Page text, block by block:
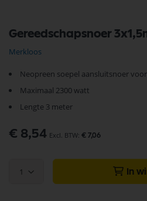
Gereedschapsnoer
Merkloos
Neopreen soepel aansluitsnoer
Maximaal 2300 watt
Lengte 3 meter
€ 8,54 € 7,06
1 In
naar
het
begin
de
afbeeldingen-